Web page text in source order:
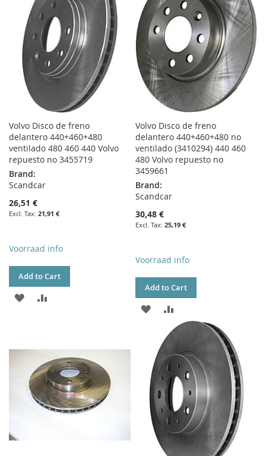
LIST
Volvo Disco de freno
delantero 440+460+480
ventilado 480 460 440 Volvo
repuesto no 3455719
Brand:
Scandcar
26,51 €
21,91 €
Voorraad info
Add to Cart
ADD
Volvo Disco de freno
delantero 440+460+480 no
ventilado (3410294) 440 460
480 Volvo repuesto no
3459661
Brand:
Scandcar
30,48 €
25,19 €
Voorraad info
Add to Cart
ADD
WISH
LIST
TO
COMPARE